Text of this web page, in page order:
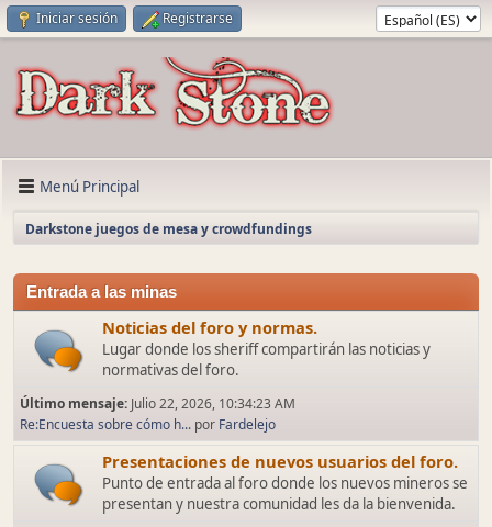
Iniciar sesión Registrarse
Menú Principal
Darkstone juegos de mesa y crowdfundings
Entrada a las minas
Noticias del foro y normas.
Lugar donde los sheriff compartirán las noticias y
normativas del foro.
Último mensaje: Julio 22, 2026, 10:34:23 AM
Re:Encuesta sobre cómo h... por Fardelejo
Presentaciones de nuevos usuarios del foro.
Punto de entrada al foro donde los nuevos mineros se
presentan y nuestra comunidad les da la bienvenida.